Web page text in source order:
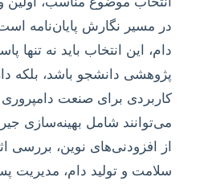
در مسیر نگارش پایان‌نامه
دام، این انتخاب باید نه تنها
پژوهشی دانشجو باشد، بلکه
کاربردی برای صنعت
می‌توانند شامل بهینه‌سازی
از افزودنی‌های نوین، بررسی
سلامت و تولید دام، مدیریت